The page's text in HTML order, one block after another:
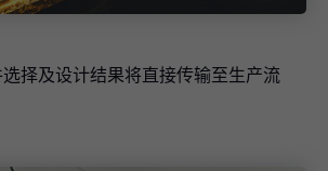
择及设计结果将直接传输至生产流